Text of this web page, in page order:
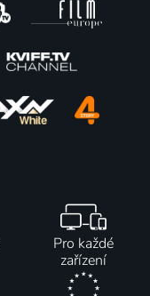
Pro každé
zařízení